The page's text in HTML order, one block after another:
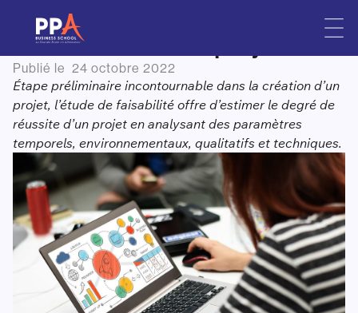
Comment réaliser une étude
de faisabilité d’un projet ?
Publié le 24 octobre 2022
Étape préliminaire incontournable dans la création d’un
projet, l’étude de faisabilité offre d’estimer le degré de
réussite d’un projet en analysant des paramètres
temporels, environnementaux, qualitatifs et techniques.